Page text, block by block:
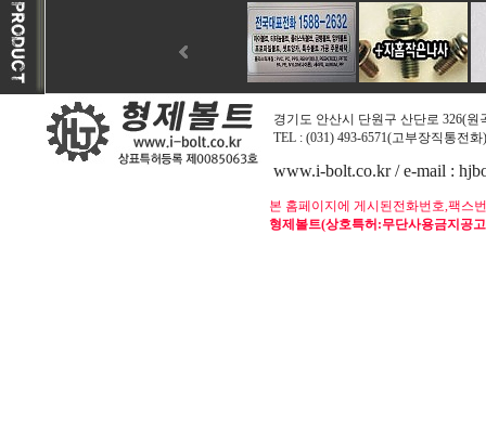
경기도 안산시 단원구 산단로 326(원
TEL : (031) 493-6571(고부장직통전화
www.i-bolt.co.kr / e-mail :
본 홈페이지에 게시된전화번호,팩스
형제볼트(상호특허:무단사용금지공